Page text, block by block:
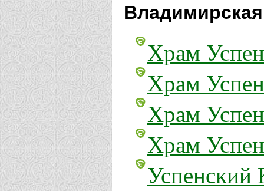
Храм
Храм
Храм
Храм
Успенский